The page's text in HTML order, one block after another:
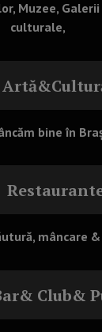
Muzee,
culturale,
bine în
mâncare
Club&